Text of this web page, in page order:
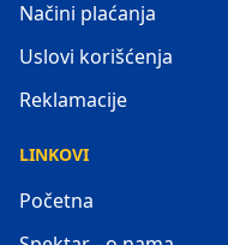
Načini plaćanja
Uslovi korišćenja
Reklamacije
LINKOVI
Početna